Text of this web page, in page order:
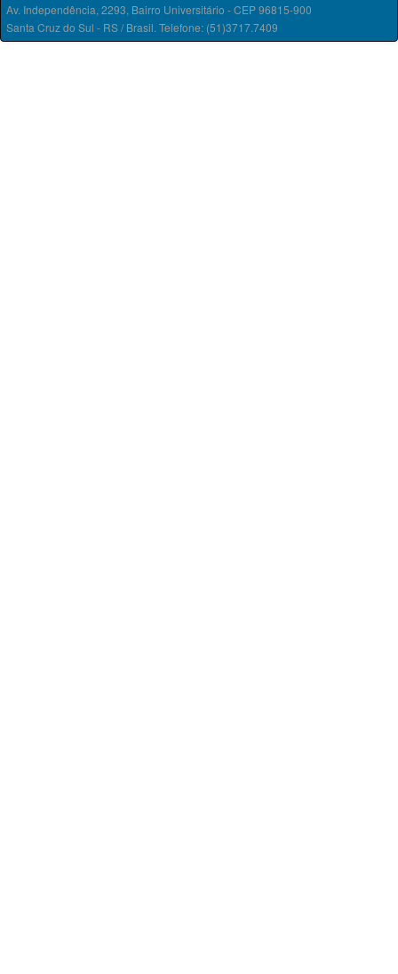
Av. Independência, 2293, Bairro Universitário - CEP 96815-900
Santa Cruz do Sul - RS / Brasil. Telefone: (51)3717.7409